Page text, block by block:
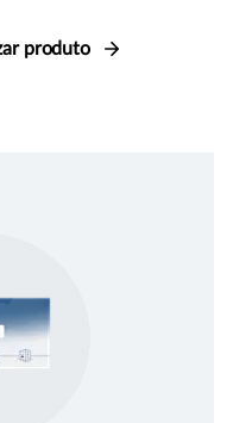
produto